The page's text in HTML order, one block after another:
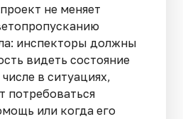
не меняет
инспекторы должны
видеть состояние
в ситуациях,
потребоваться
или когда его